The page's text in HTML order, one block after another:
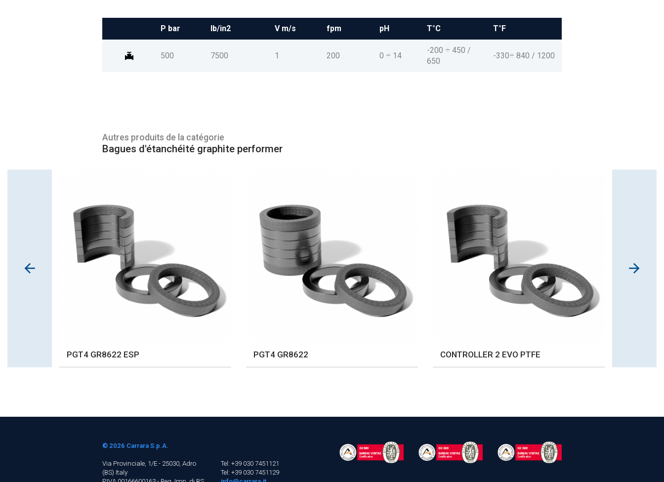
P bar lb/in2 V m/s fpm pH T°C T°F
500 7500 1 200 0 ÷ 14
-200 ÷ 450 /
650
-330÷ 840 / 1200
Autres produits de la catégorie
Bagues d'étanchéité graphite performer
PGT4 GR8622 ESP PGT4 GR8622 CONTROLLER 2 EVO PTFE
© 2026 Carrara S.p.A.
Via Provinciale, 1/E - 25030, Adro
(BS) Italy
Tel: +39 030 7451121
Tel: +39 030 7451129